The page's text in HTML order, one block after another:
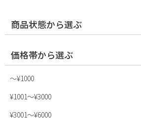
商品状態から選ぶ
価格帯から選ぶ
〜¥1000
¥1001〜¥3000
¥3001〜¥6000